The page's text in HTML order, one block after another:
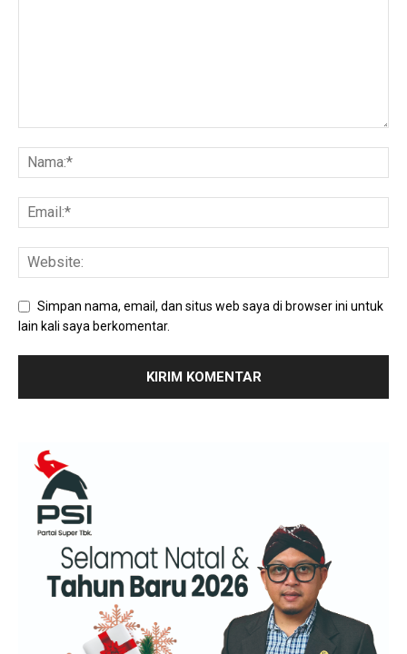
Simpan nama, email, dan situs web saya di browser ini untuk
lain kali saya berkomentar.